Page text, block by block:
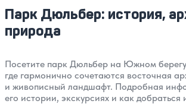
Парк Дюльбер: история,
природа
Посетите парк Дюльбер на Южном
где гармонично сочетаются восточная
и живописный ландшафт. Подробная
его истории, экскурсиях и как добраться